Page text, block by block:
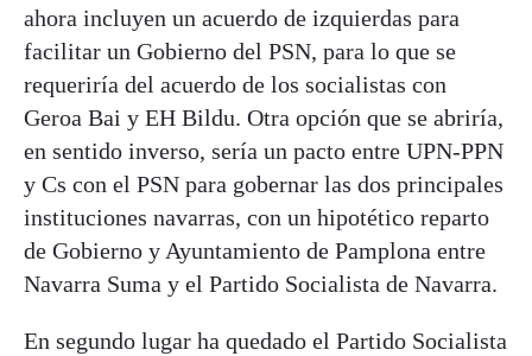
ahora incluyen un acuerdo de izquierdas para
facilitar un Gobierno del PSN, para lo que se
requeriría del acuerdo de los socialistas con
Geroa Bai y EH Bildu. Otra opción que se abriría,
en sentido inverso, sería un pacto entre UPN-PPN
y Cs con el PSN para gobernar las dos principales
instituciones navarras, con un hipotético reparto
de Gobierno y Ayuntamiento de Pamplona entre
Navarra Suma y el Partido Socialista de Navarra.
En segundo lugar ha quedado el Partido Socialista